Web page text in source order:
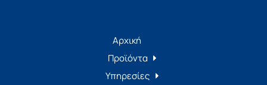
Αρχική
Προϊόντα
Υπηρεσίες